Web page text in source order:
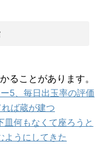
ることがあります。
5、毎日出玉率の評価
ば蔵が建つ
何もなくて座ろうと
ようにしてきた